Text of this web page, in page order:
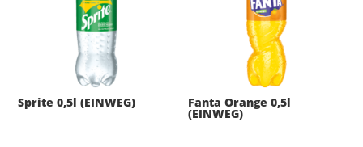
Sprite 0,5l (EINWEG) Fanta Orange 0,5l
(EINWEG)